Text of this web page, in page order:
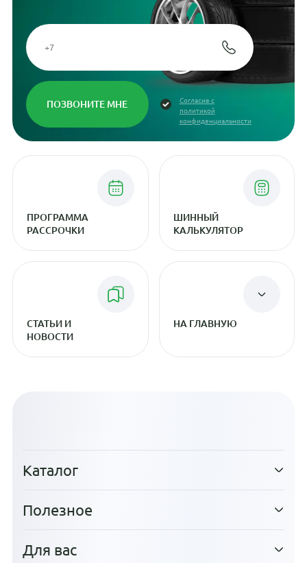
Согласие с
политикой
конфиденциальности
ПРОГРАММА
РАССРОЧКИ
ШИННЫЙ
КАЛЬКУЛЯТОР
СТАТЬИ И
НОВОСТИ
НА ГЛАВНУЮ
Каталог
Полезное
Для вас